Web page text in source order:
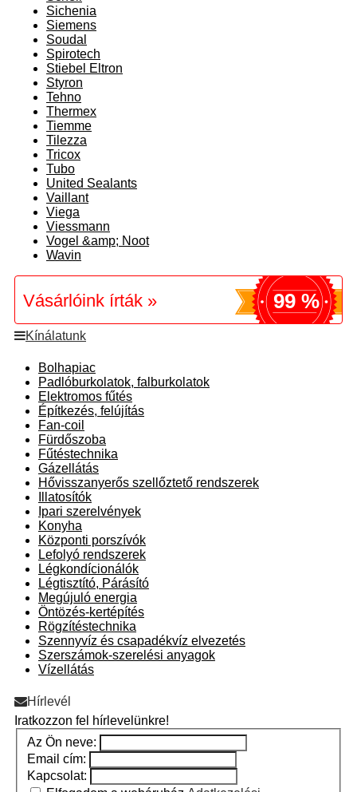
Sichenia
Siemens
Soudal
Spirotech
Stiebel Eltron
Styron
Tehno
Thermex
Tiemme
Tilezza
Tricox
Tubo
United Sealants
Vaillant
Viega
Viessmann
Vogel &amp; Noot
Wavin
Vásárlóink írták » 99 %
Kínálatunk
Bolhapiac
Padlóburkolatok, falburkolatok
Elektromos fűtés
Építkezés, felújítás
Fan-coil
Fürdőszoba
Fűtéstechnika
Gázellátás
Hővisszanyerős szellőztető rendszerek
Illatosítók
Ipari szerelvények
Konyha
Központi porszívók
Lefolyó rendszerek
Légkondícionálók
Légtisztító, Párásító
Megújuló energia
Öntözés-kertépítés
Rögzítéstechnika
Szennyvíz és csapadékvíz elvezetés
Szerszámok-szerelési anyagok
Vízellátás
Hírlevél
Iratkozzon fel hírlevelünkre!
Az Ön neve:
Email cím:
Kapcsolat: